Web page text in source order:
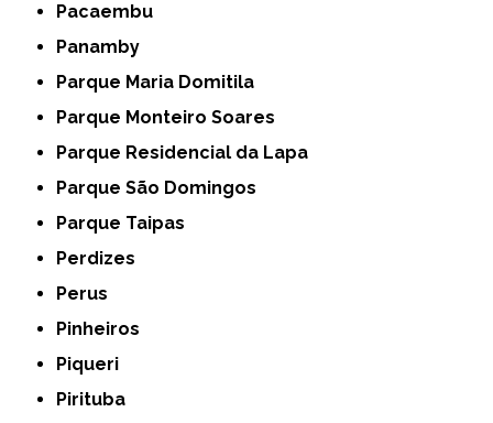
Pacaembu
Panamby
Parque Maria Domitila
Parque Monteiro Soares
Parque Residencial da Lapa
Parque São Domingos
Parque Taipas
Perdizes
Perus
Pinheiros
Piqueri
Pirituba